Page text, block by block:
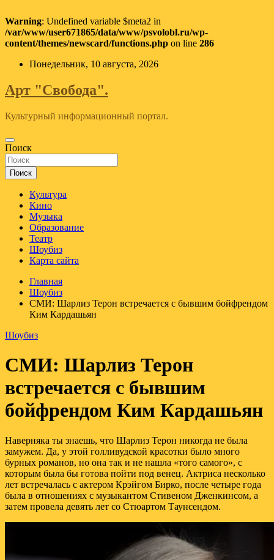
Warning: Undefined variable $meta2 in
/var/www/user671865/data/www/psvolobl.ru/wp-
content/themes/newscard/functions.php on line 286
Перейти
содержимому
Понедельник, 10 августа, 2026
Арт "Свобода".
Культурный информационный портал.
Поиск
Поиск
Культура
Кино
Музыка
Образование
Театр
Шоубиз
Карта сайта
Главная
Шоубиз
СМИ: Шарлиз Терон встречается с бывшим бойфрендом
Ким Кардашьян
Шоубиз
СМИ: Шарлиз Терон
встречается с бывшим
бойфрендом Ким Кардашьян
Наверняка ты знаешь, что Шарлиз Терон никогда не была
замужем. Да, у этой голливудской красотки было много
бурных романов, но она так и не нашла «того самого», с
которым была бы готова пойти под венец. Актриса несколько
лет встречалась с актером Крэйгом Бирко, после четыре года
была в отношениях с музыкантом Стивеном Дженкинсом, а
затем провела девять лет со Стюартом Таунсендом.